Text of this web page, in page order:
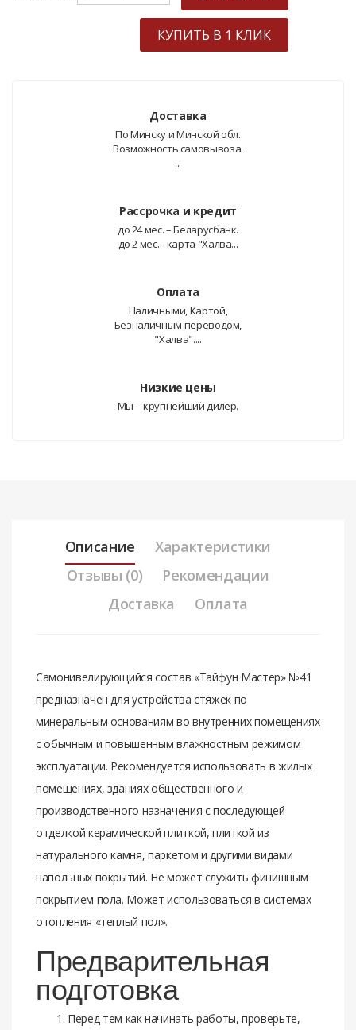
КУПИТЬ В 1 КЛИК
Доставка
По Минску и Минской обл.
Возможность самовывоза.
...
Рассрочка и кредит
до 24 мес. – Беларусбанк.
до 2 мес.– карта "Халва...
Оплата
Наличными, Картой,
Безналичным переводом,
"Халва"....
Низкие цены
Мы – крупнейший дилер.
Описание
Характеристики
Отзывы (0)
Рекомендации
Доставка
Оплата
Самонивелирующийся состав «Тайфун Мастер» №41
предназначен для устройства стяжек по
минеральным основаниям во внутренних помещениях
с обычным и повышенным влажностным режимом
эксплуатации. Рекомендуется использовать в жилых
помещениях, зданиях общественного и
производственного назначения с последующей
отделкой керамической плиткой, плиткой из
натурального камня, паркетом и другими видами
напольных покрытий. Не может служить финишным
покрытием пола. Может использоваться в системах
отопления «теплый пол».
Предварительная
подготовка
Перед тем как начинать работы, проверьте,